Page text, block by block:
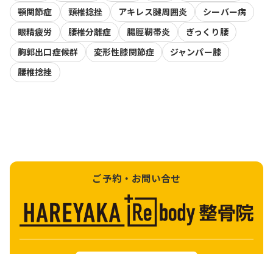
顎関節症
頸椎捻挫 アキレス腱周囲炎
シーバー病
眼精疲労
腰椎分離症 腸脛靭帯炎
ぎっくり腰
胸郭出口症候群
変形性膝関節症
ジャンパー膝
腰椎捻挫
ご予約・お問い合せ